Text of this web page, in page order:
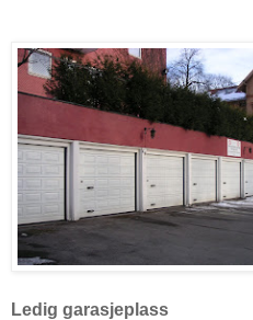
Ledig garasjeplass